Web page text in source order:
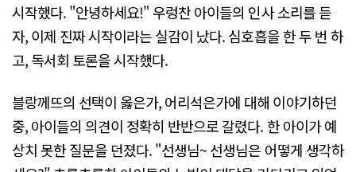
시작했다. "안녕하세요!" 우렁찬 아이들의 인사 소리를 듣
자, 이제 진짜 시작이라는 실감이 났다. 심호흡을 한 두 번 하
고, 독서회 토론을 시작했다.
블랑께뜨의 선택이 옳은가, 어리석은가에 대해 이야기하던
중, 아이들의 의견이 정확히 반반으로 갈렸다. 한 아이가 예
상치 못한 질문을 던졌다. "선생님~ 선생님은 어떻게 생각하